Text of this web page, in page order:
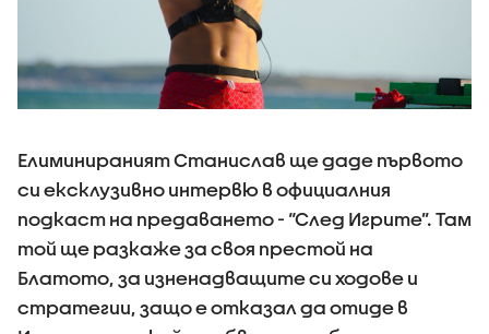
Елиминираният Станислав ще даде първото
си ексклузивно интервю в официалния
подкаст на предаването - “След Игрите”. Там
той ще разкаже за своя престой на
Блатото, за изненадващите си ходове и
стратегии, защо е отказал да отиде в